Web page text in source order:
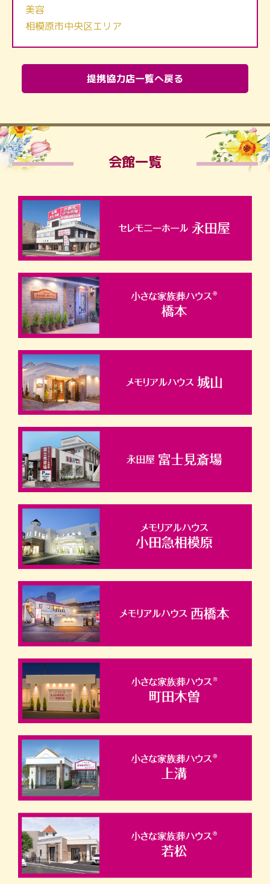
美容
相模原市中央区エリア
提携協力店一覧へ戻る
会館一覧